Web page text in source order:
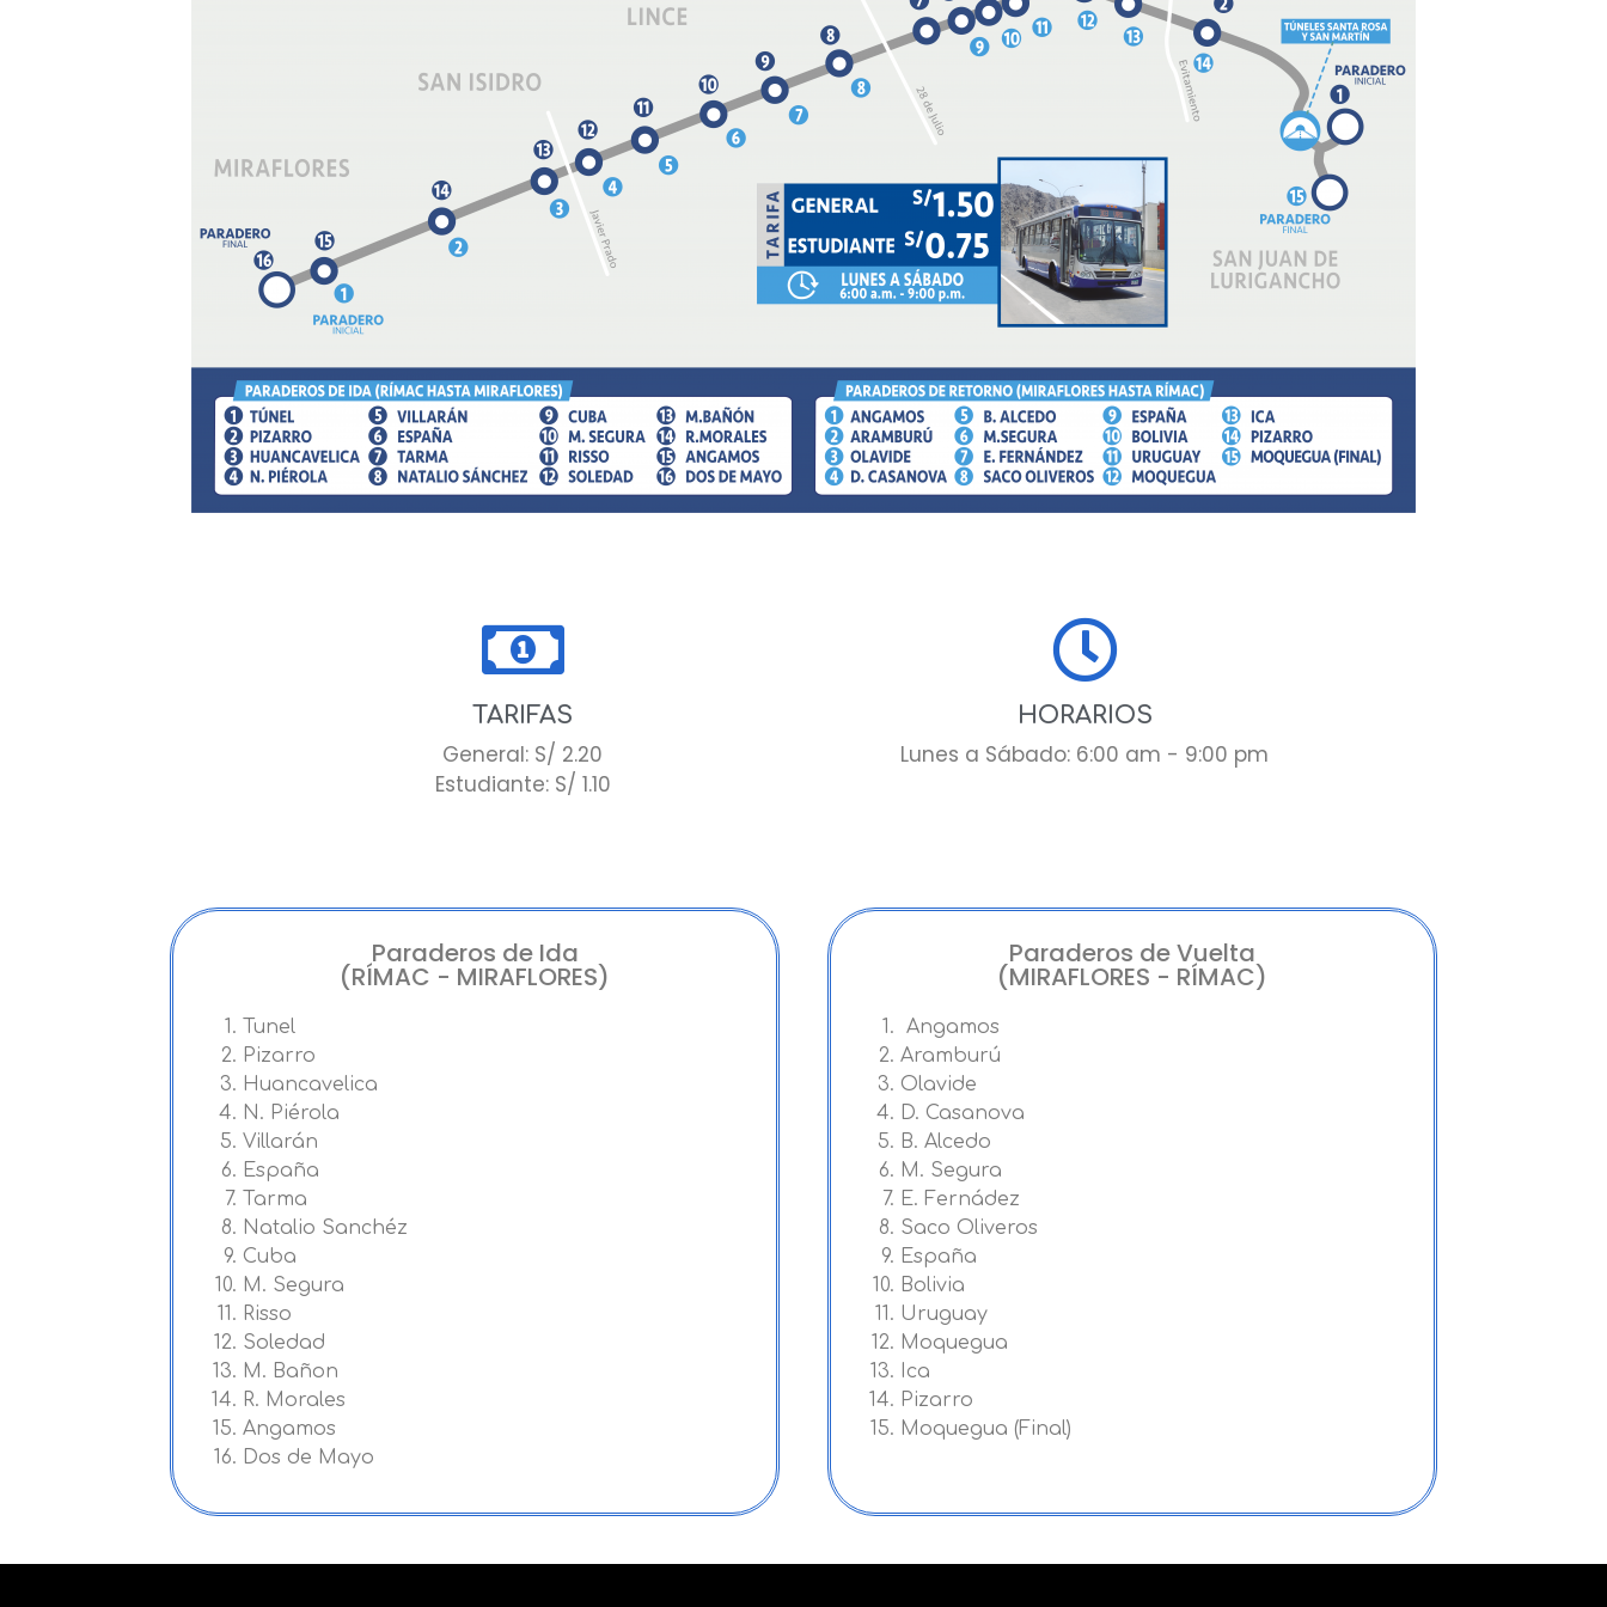
TARIFAS
General: S/ 2.20
Estudiante: S/ 1.10
HORARIOS
Lunes a Sábado: 6:00 am - 9:00 pm
Paraderos de Ida
(RÍMAC - MIRAFLORES)
Tunel
Pizarro
Huancavelica
N. Piérola
Villarán
España
Tarma
Natalio Sanchéz
Cuba
M. Segura
Risso
Soledad
M. Bañon
R. Morales
Angamos
Dos de Mayo
Paraderos de Vuelta
(MIRAFLORES - RÍMAC)
Angamos
Aramburú
Olavide
D. Casanova
B. Alcedo
M. Segura
E. Fernádez
Saco Oliveros
España
Bolivia
Uruguay
Moquegua
Ica
Pizarro
Moquegua (Final)